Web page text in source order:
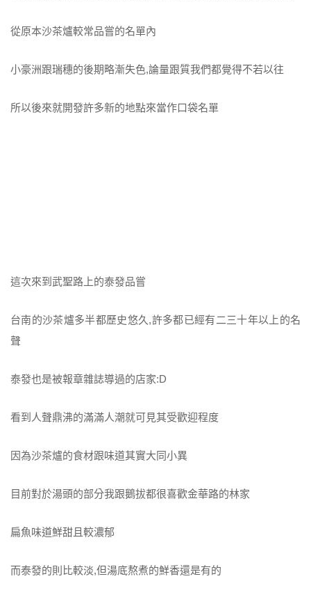
從原本沙茶爐較常品嘗的名單內
小豪洲跟瑞穗的後期略漸失色,論量跟質我們都覺得不若以往
所以後來就開發許多新的地點來當作口袋名單
這次來到武聖路上的泰發品嘗
台南的沙茶爐多半都歷史悠久,許多都已經有二三十年以上的名
聲
泰發也是被報章雜誌導過的店家:D
看到人聲鼎沸的滿滿人潮就可見其受歡迎程度
因為沙茶爐的食材跟味道其實大同小異
目前對於湯頭的部分我跟鵝拔都很喜歡金華路的林家
扁魚味道鮮甜且較濃郁
而泰發的則比較淡,但湯底熬煮的鮮香還是有的